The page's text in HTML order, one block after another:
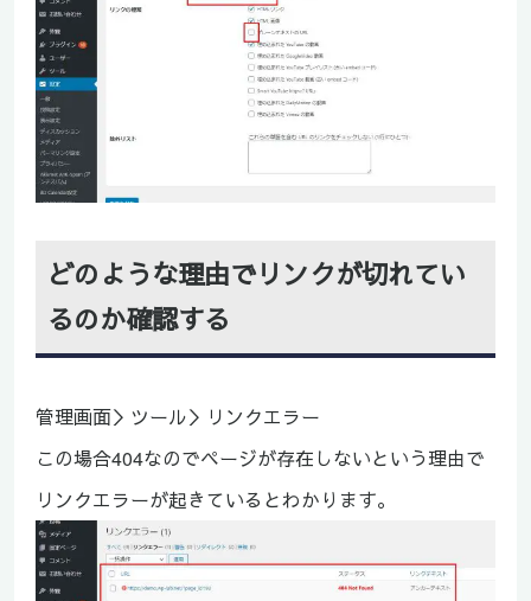
どのような理由でリンクが切れてい
るのか確認する
管理画面＞ツール＞リンクエラー
この場合404なのでページが存在しないという理由で
リンクエラーが起きているとわかります。